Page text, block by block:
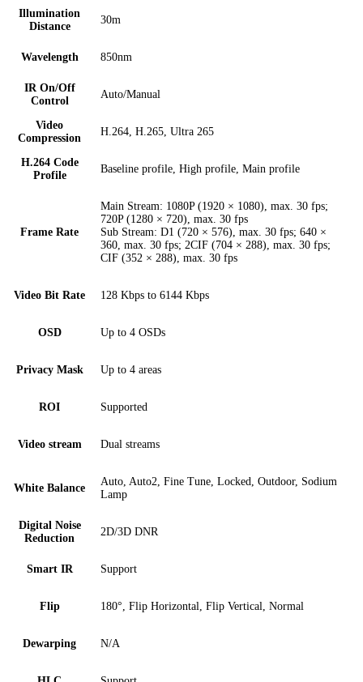
Illumination
Distance
30m
Wavelength 850nm
IR On/Off
Control
Auto/Manual
Video
Compression
H.264, H.265, Ultra 265
H.264 Code
Profile
Baseline profile, High profile, Main profile
Frame Rate
Main Stream: 1080P (1920 × 1080), max. 30 fps;
720P (1280 × 720), max. 30 fps
Sub Stream: D1 (720 × 576), max. 30 fps; 640 ×
360, max. 30 fps; 2CIF (704 × 288), max. 30 fps;
CIF (352 × 288), max. 30 fps
Video Bit Rate 128 Kbps to 6144 Kbps
OSD Up to 4 OSDs
Privacy Mask Up to 4 areas
ROI Supported
Video stream Dual streams
White Balance
Auto, Auto2, Fine Tune, Locked, Outdoor, Sodium
Lamp
Digital Noise
Reduction
2D/3D DNR
Smart IR Support
Flip 180°, Flip Horizontal, Flip Vertical, Normal
Dewarping N/A